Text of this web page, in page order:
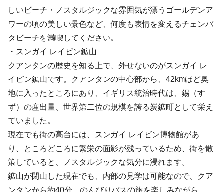
しいビーチ・ノスタルジックな雰囲気が漂うゴールデンア
ワーの頃の美しい景色など、何度も表情を変えるチェンバ
タビーチを満喫してください。
・スンガイ レイビン鉱山
クアンタンの歴史を知る上で、外せないのがスンガイ レ
イビン鉱山です。クアンタンの中心部から、42kmほど奥
地に入ったところにあり、イギリス統治時代は、錫（す
ず）の産出量、世界第二位の規模を誇る炭鉱町として栄え
ていました。
現在でも街の高台には、スンガイ レイビン博物館があ
り、ところどころに繁栄の面影が残っているため、街を散
策していると、ノスタルジックな気分に浸れます。
鉱山が閉山した現在でも、内部の見学は可能なので、クア
ンタンから約40分、のんびりバスの旅を楽しみながら、